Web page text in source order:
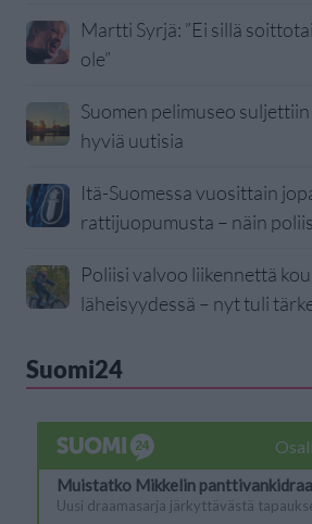
Martti Syrjä: ”Ei sillä
ole”
Suomen pelimuseo
hyviä uutisia
Itä-Suomessa vuosittain
rattijuopumusta – näin
Poliisi valvoo liikennettä
läheisyydessä – nyt tuli
Suomi24